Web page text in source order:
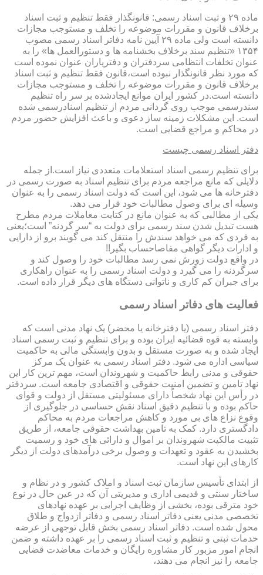
ماده ۲۹ و ثبت اسناد رسمی: قانونگذار فقط تنظیم و ثبت اسناد
برخلاف قانون و مقررات موضوعه را تخلف و مستوجب مجازات
دانسته است ولی ماده ۲۹ آیین نامه دفاتر اسناد رسمی مصوب
۱۳۵۴ «تنظیم سند برخلاف بخشنامه ها و دستورالعمل ها» را به
عنوان تخلفات انتظامی سردفتران و دفتریاران عنوان نموده است
که مورد نظر قانونگذار نبوده است،قانون فقط تنظیم و ثبت اسناد
برخلاف قانون و مقررات موضوعه را تخلف و مستوجب مجازات
دانسته است.در کشور ایران موانع ایجادشده بر سر راه تنظیم
سندرسمی موجب روی گردانی مردم از تنظیم اسنادرسمی شده
است. این مشکلات زمینه ساز دعوی و باعث افزایش حضور مردم
در محاکم و مراجع قضایی است.
دفتر اسناد رسمی چیست
برای تنظیم رسمی اسناد استعلامات متعددی نیاز است.از جمله
دلایلی که مانع مراجعه مردم برای تنظیم اسناد به صورت رسمی در
دفترخانه ها می شود، این است که دولت اسناد رسمی را به عنوان
وسیله ای برای وصول مطالبات خود قرار می دهد.
یکی از مطالبی که به عنوان مانع در کتابت معاملات مردم مطرح
هست تبدیل شدن سند رسمی برای دولت به “سر گردنه” است؛یعنی
به فردی که می خواهد سندش را منتقل کند می گویند برو از دارایی
و ادارات دیگر گواهی مفاصاحساب بگیر!!
در واقع دولت زورش نمی رسد مطالبات خود را وصول کند و
سرگردنه را می گیرد و دولت اسناد رسمی را به عنوان راهکاری
برای جبران کم کاری و ناتوانی دستگاه های دیگر قرار داده است.
فعالیت های دفاتر اسناد رسمی
دفتر اسناد رسمی (یا دفترخانه یا محضر) یک نهاد مدنی است که
وابسته به قوه قضائیه ایران بوده و برای تنظیم و ثبت رسمی اسناد
ایجاد شده و به صورت مستقل و بدون وابستگی مالی به حاکمیت
سیاسی اداره می شود. دفتر اسناد رسمی به عنوان یک مرکز
حقوقی و مدنی رابط حاکمیت و شهروندان است، مهم ترین کار این
نهاد تامین و تضمین امنیت حقوقی و اقتصادی جامعه است. سردفتر
در رأس این نهاد شخصاً دارای مسئولیتی مستقل از دولت و قوای
حاکم بوده و با تنظیم دقیق اسناد نقش حساسی در جلوگیری از
وقوع نزاع های بی مورد و کاهش مراجعات مردم به محاکم
دادگستری دارد. کمک به تامین بهداشت حقوقی جامعه، از طریق
تثبیت مالکیت شهروندان بر اموال و دارائی های خود و رسمیت
بخشیدن به عقود و تعهدات و وصول برخی درآمدهای دولت از دیگر
کارهای این نهاد است.
از ابتدای تأسیس سازمان ثبت اسناد و املاک کشور و در نظام و
ساختار سنتی و قدیمی اداری و مدیریتی آن که در عین حال در نوع
خود مترقی بوده، بخشی از وظایف اجرایی بر عهده نهادهای
تخصصی مدنی یعنی دفاتر اسناد رسمی و دفاتر ازدواج و طلاق
محول شده است. دفاتر اسناد رسمی بخش قابل توجهی از عرضه
خدمات ثبتی و تنظیم و ثبت اسناد رسمی را بر عهده داشته و ضمن
انجام امور مزبور کار مشاوره رایگان و خدمات معاضدت قضایی
جامعه را نیز انجام می دهند،